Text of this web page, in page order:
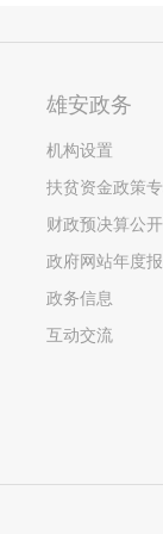
雄安政务
机构设置
扶贫资金政策
财政预决算公
政府网站年度
政务信息
互动交流